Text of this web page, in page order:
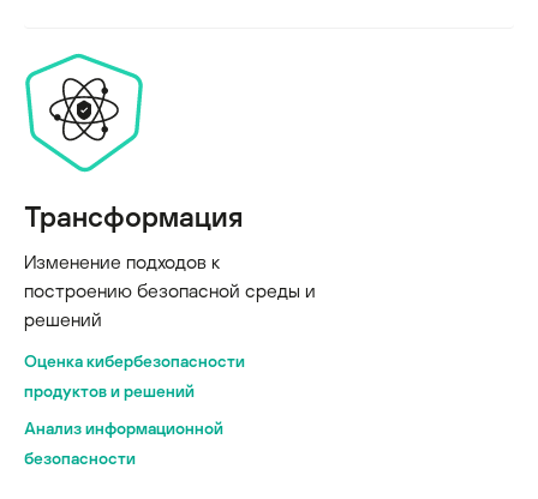
Трансформация
Изменение подходов к
построению безопасной среды и
решений
Оценка кибербезопасности
продуктов и решений
Анализ информационной
безопасности